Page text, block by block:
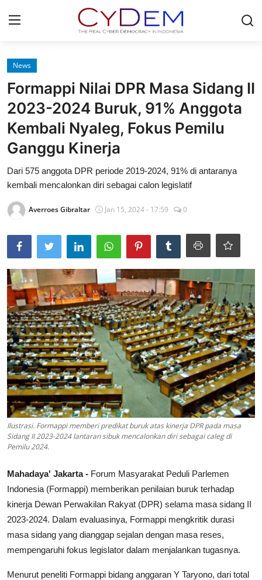
Home
News
Contact
Politik
Redaksi
Nasional
Lainya
News
Formappi Nilai DPR Masa Sidang II
2023-2024 Buruk, 91% Anggota
Kembali Nyaleg, Fokus Pemilu
Ganggu Kinerja
Dari 575 anggota DPR periode 2019-2024, 91% di antaranya
kembali mencalonkan diri sebagai calon legislatif
Averroes Gibraltar Jan 15, 2024 - 17:59 0
Ilustrasi. Formappi memberi predikat buruk atas kinerja DPR pada masa
Sidang II 2023-2024 lantaran sibuk mencalonkan diri sebagai caleg di
Pemilu 2024.
Mahadaya' Jakarta - Forum Masyarakat Peduli Parlemen
Indonesia (Formappi) memberikan penilaian buruk terhadap
kinerja Dewan Perwakilan Rakyat (DPR) selama masa sidang II
2023-2024. Dalam evaluasinya, Formappi mengkritik durasi
masa sidang yang dianggap sejalan dengan masa reses,
mempengaruhi fokus legislator dalam menjalankan tugasnya.
Menurut peneliti Formappi bidang anggaran Y Taryono, dari total